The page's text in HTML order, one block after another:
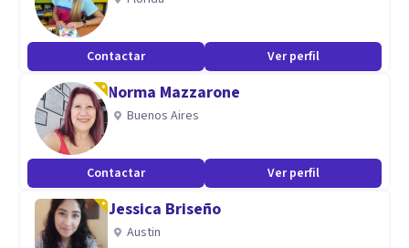
Contactar Ver perfil
Norma Mazzarone
Buenos Aires
Contactar Ver perfil
Jessica Briseño
Austin